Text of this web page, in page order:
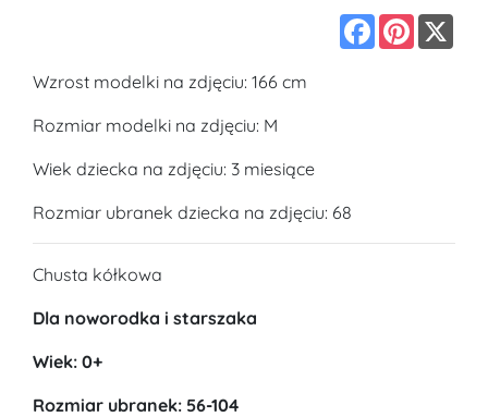
Facebook
Pinterest
Wzrost modelki na zdjęciu: 166 cm
Rozmiar modelki na zdjęciu: M
Wiek dziecka na zdjęciu: 3 miesiące
Rozmiar ubranek dziecka na zdjęciu: 68
Chusta kółkowa
Dla noworodka i starszaka
Wiek: 0+
Rozmiar ubranek: 56-104